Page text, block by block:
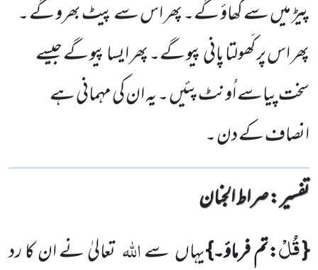
پیڑ میں سے کھاؤ گے۔ پھر اس سے پیٹ بھرو گے ۔
پھر اس پر کَھولتا پانی پیو گے۔ پھر ایسا پیو گے جیسے
سخت پیاسے اُونٹ پئیں ۔ یہ ان کی مہمانی ہے
انصاف کے دن ۔
تفسیر : ‎صراط الجنان
{قُلْ:تم فرماؤ۔}یہاں سےاللہتعالیٰ نے ان کا رد